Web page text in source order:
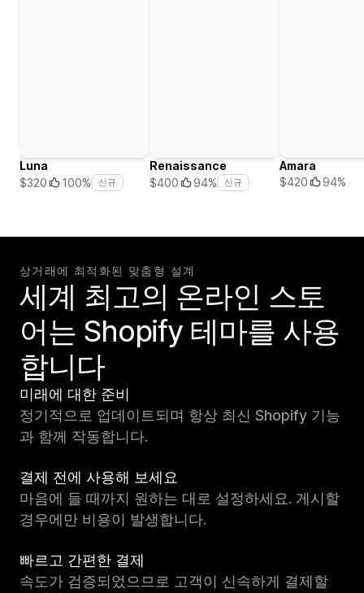
Luna
$320
100% 신규
Renaissance
$400
94% 신규
Amara
$420
94%
상거래에 최적화된 맞춤형 설계
세계 최고의 온라인 스토
어는 Shopify 테마를 사용
합니다
미래에 대한 준비
정기적으로 업데이트되며 항상 최신 Shopify 기능
과 함께 작동합니다.
결제 전에 사용해 보세요
마음에 들 때까지 원하는 대로 설정하세요. 게시할
경우에만 비용이 발생합니다.
빠르고 간편한 결제
속도가 검증되었으므로 고객이 신속하게 결제할